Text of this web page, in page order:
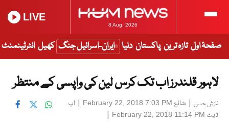
8 Aug, 2026
LIVE
صفحۂ اول تازہ ترین پاکستان دنیا ایران-اسرائیل جنگ کھیل انٹرٹینمنٹ
لاہور قلندرز اب تک کرس لین کی واپسی کے منتظر
نازش حسن | شائع February 22, 2018 7:03 PM
| اپ
ڈیٹ February 22, 2018 11:14 PM
|